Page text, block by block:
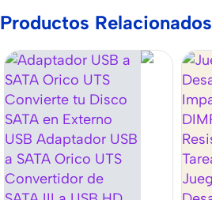
Productos Relacionados